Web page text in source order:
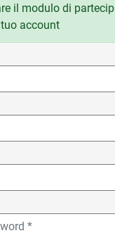
il modulo di
account